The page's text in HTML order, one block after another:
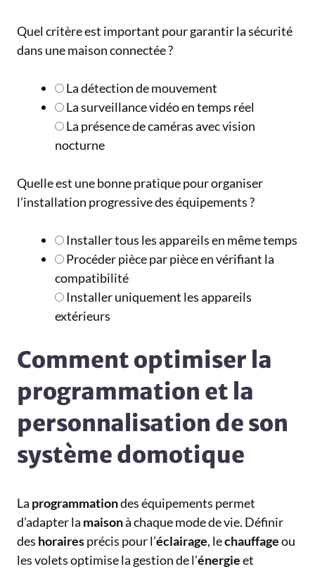
Quel critère est important pour garantir la sécurité
dans une maison connectée ?
La détection de mouvement
La surveillance vidéo en temps réel
La présence de caméras avec vision
nocturne
Quelle est une bonne pratique pour organiser
l’installation progressive des équipements ?
Installer tous les appareils en même temps
Procéder pièce par pièce en vérifiant la
compatibilité
Installer uniquement les appareils
extérieurs
Comment optimiser la
programmation et la
personnalisation de son
système domotique
La programmationdes équipements permet
d’adapter la maisonà chaque mode de vie. Définir
des horairesprécis pour l’éclairage, lechauffageou
les volets optimise la gestion de l’énergieet